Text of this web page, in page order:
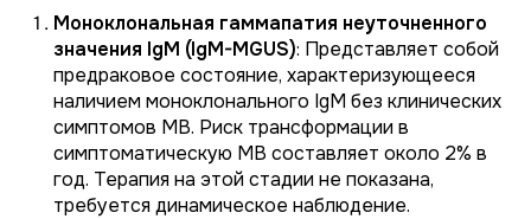
Моноклональная гаммапатия неуточненного
значения IgM (IgM-MGUS): Представляет собой
предраковое состояние, характеризующееся
наличием моноклонального IgM без клинических
симптомов МВ. Риск трансформации в
симптоматическую МВ составляет около 2% в
год. Терапия на этой стадии не показана,
требуется динамическое наблюдение.